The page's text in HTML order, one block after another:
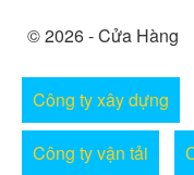
© 2026 - Cửa Hàng
Công ty xây dựng
Công ty vận tải